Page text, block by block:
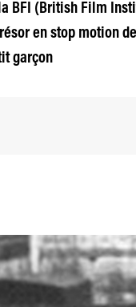
BFI (British Film
en stop motion
garçon